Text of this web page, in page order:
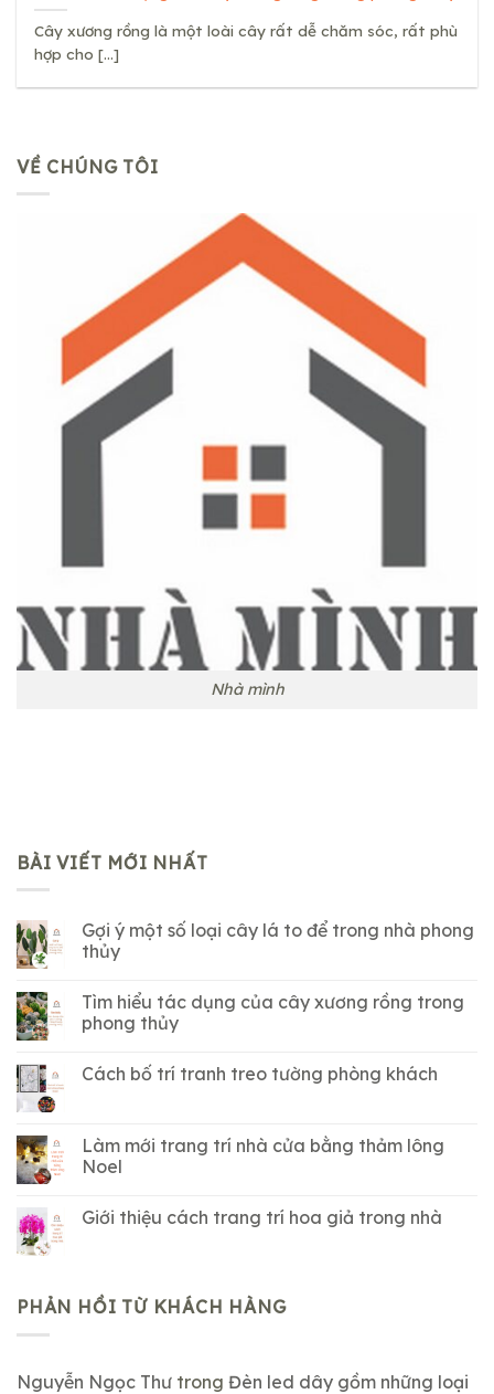
Cây xương rồng là một loài cây rất dễ chăm sóc, rất phù
hợp cho [...]
VỀ CHÚNG TÔI
Nhà mình
BÀI VIẾT MỚI NHẤT
Gợi ý một số loại cây lá to để trong nhà phong
thủy
Tìm hiểu tác dụng của cây xương rồng trong
phong thủy
Cách bố trí tranh treo tường phòng khách
Làm mới trang trí nhà cửa bằng thảm lông
Noel
Giới thiệu cách trang trí hoa giả trong nhà
PHẢN HỒI TỪ KHÁCH HÀNG
Nguyễn Ngọc Thư trong Đèn led dây gồm những loại